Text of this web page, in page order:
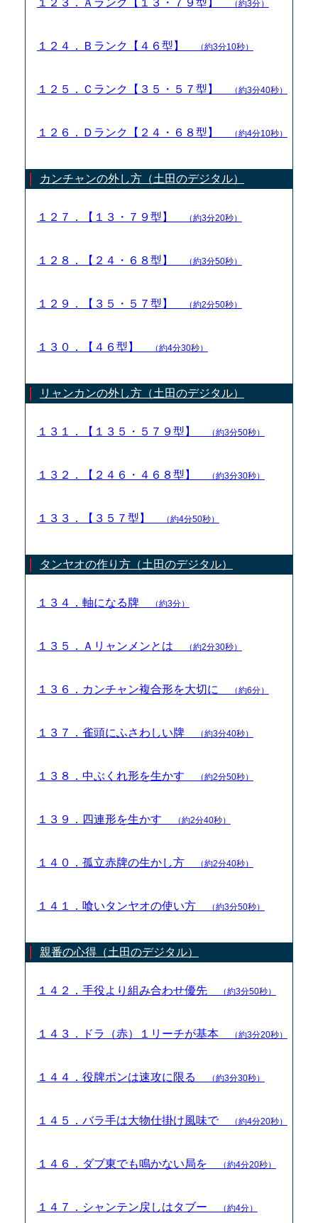
（約3分）
１２４．Ｂランク【４６型】 （約3分10秒）
１２５．Ｃランク【３５・５７型】 （約3分40秒）
１２６．Ｄランク【２４・６８型】 （約4分10秒）
カンチャンの外し方（土田のデジタル）
１２７．【１３・７９型】 （約3分20秒）
１２８．【２４・６８型】 （約3分50秒）
１２９．【３５・５７型】 （約2分50秒）
１３０．【４６型】 （約4分30秒）
リャンカンの外し方（土田のデジタル）
１３１．【１３５・５７９型】 （約3分50秒）
１３２．【２４６・４６８型】 （約3分30秒）
１３３．【３５７型】 （約4分50秒）
タンヤオの作り方（土田のデジタル）
１３４．軸になる牌 （約3分）
１３５．Ａリャンメンとは （約2分30秒）
１３６．カンチャン複合形を大切に （約6分）
１３７．雀頭にふさわしい牌 （約3分40秒）
１３８．中ぶくれ形を生かす （約2分50秒）
１３９．四連形を生かす （約2分40秒）
１４０．孤立赤牌の生かし方 （約2分40秒）
１４１．喰いタンヤオの使い方 （約3分50秒）
親番の心得（土田のデジタル）
１４２．手役より組み合わせ優先 （約3分50秒）
１４３．ドラ（赤）１リーチが基本 （約3分20秒）
１４４．役牌ポンは速攻に限る （約3分30秒）
１４５．バラ手は大物仕掛け風味で （約4分20秒）
１４６．ダブ東でも鳴かない局を （約4分20秒）
１４７．シャンテン戻しはタブー （約4分）